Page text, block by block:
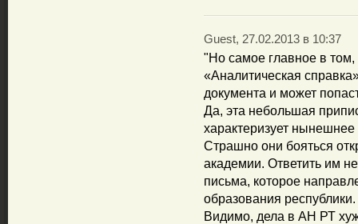
Guest, 27.02.2013 в 10:37
"Но самое главное в
«Аналитическая
документа и может
Да, эта небольшая
характеризует
Страшно они бояться
академии. Ответить им
письма, которое
образования
Видимо, дела в АН РТ